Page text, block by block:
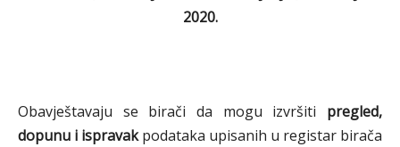
2020.
Obavještavaju se birači da mogu izvršiti pregled,
dopunu i ispravakpodataka upisanih u registar birača